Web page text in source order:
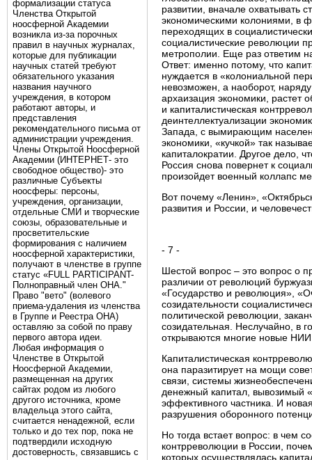
формализации статуса
Членства Открытой
ноосферной Академии
возникла из-за порочных
правил в научных журналах,
которые для публикации
научных статей требуют
обязательного указания
названия научного
учреждения, в котором
работают авторы, и
представления
рекомендательного письма от
администрации учреждения.
Члены Открытой Ноосферной
Академии (ИНТЕРНЕТ- это
свободное общество)- это
различные Субъекты
ноосферы: персоны,
учреждения, организации,
отдельные СМИ и творческие
союзы, образовательные и
просветительские
формирования с наличием
ноосферной характеристики,
получают в членстве в группе
статус «FULL PARTICIPANT-
Полноправный член ОНА."
Право "вето" (волевого
приема-удаления из членства
в Группе и Реестра ОНА)
оставляю за собой по праву
первого автора идеи.
Любая информация о
Членстве в Открытой
Ноосферной Академии,
размещенная на других
сайтах родом из любого
другого источника, кроме
владельца этого сайта,
считается ненадежной, если
только и до тех пор, пока не
подтвердили исходную
достоверность, связавшись с
развитии, вначале охватывать
экономическими колониями, в
переходящих в
социалистические революции
метрополии. Еще раз ответим
Ответ: именно потому, что
нуждается в «колониальной
невозможен, а наоборот,
архаизация экономики,
и капиталистическая
деинтеллектуализации
Запада, с вымирающим
экономики, «кучкой» так
капиталократии. Другое дело,
Россия снова повернет к
произойдет военный коллапс
Вот почему «Ленин»,
развития и России, и
- 7 -
Шестой вопрос – это вопрос о
различии от революций
«Государство и революция»,
созидательности
политической революции,
созидательная. Неслучайно, в
открываются многие новые
Капиталистическая
она паразитирует на мощи
связи, системы
денежный капитал, вывозимый
эффективного частника. И
разрушения оборонного
Но тогда встает вопрос: в чем
контрреволюции в России,
которых осуществлялась